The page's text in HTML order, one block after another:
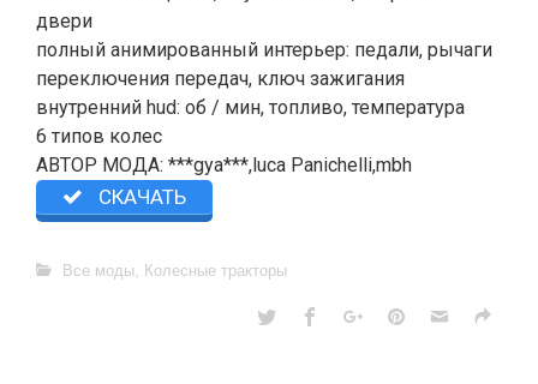
двери
полный анимированный интерьер: педали, рычаги
переключения передач, ключ зажигания
внутренний hud: об / мин, топливо, температура
6 типов колес
АВТОР МОДА: ***gya***,luca Panichelli,mbh
СКАЧАТЬ
Все моды, Колесные тракторы